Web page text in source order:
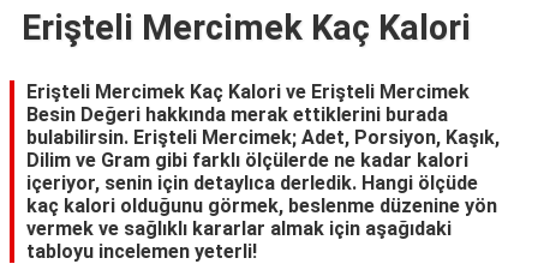
Erişteli Mercimek Kaç Kalori
Erişteli Mercimek Kaç Kalori ve Erişteli Mercimek
Besin Değeri hakkında merak ettiklerini burada
bulabilirsin. Erişteli Mercimek; Adet, Porsiyon, Kaşık,
Dilim ve Gram gibi farklı ölçülerde ne kadar kalori
içeriyor, senin için detaylıca derledik. Hangi ölçüde
kaç kalori olduğunu görmek, beslenme düzenine yön
vermek ve sağlıklı kararlar almak için aşağıdaki
tabloyu incelemen yeterli!